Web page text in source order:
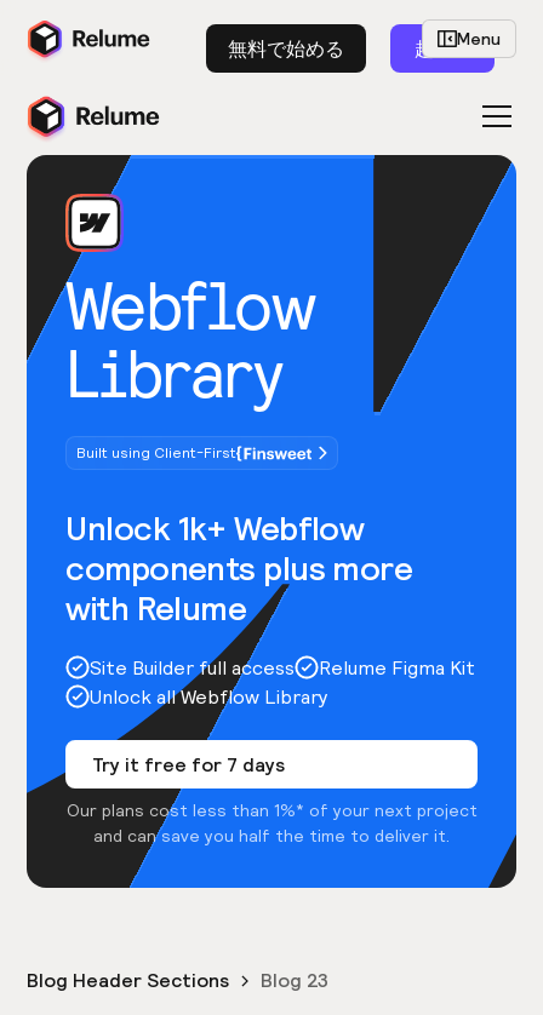
無料で始める 起動
Webflow
Library
Built using Client-First
Unlock 1k+ Webflow
components plus more
with Relume
Site Builder full access
Relume Figma Kit
Unlock all Webflow Library
Try it free for 7 days
Our plans cost less than 1%* of your next project
and can save you half the time to deliver it.
Menu
Blog Header Sections Blog 23